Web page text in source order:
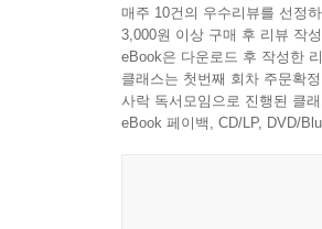
과 교수로 취임해서 동료
분야에도 공헌했습니다. 오
의 이름을 따온 겁니다.
---「PART 10. 새로운 기하학
〈최후의 만찬〉이 다빈
설명했고, 데카르트의 좌
풍요로움을 누리지 못했을
이 책은 교과서 속 지식에
‘알고리즘’이라는 용어
매주 10건의 우수리뷰를 선정
3,000원 이상 구매 후 리뷰 작
eBook은 다운로드 후 작성한
클래스는 첫번째 회차 주문확
사락 독서모임으로 진행된 클
eBook 페이백, CD/LP, DVD/